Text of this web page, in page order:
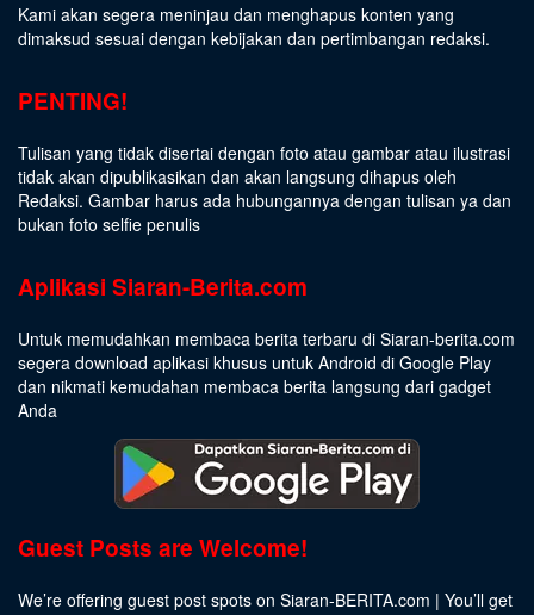
Kami akan segera meninjau dan menghapus konten yang
dimaksud sesuai dengan kebijakan dan pertimbangan redaksi.
PENTING!
Tulisan yang tidak disertai dengan foto atau gambar atau ilustrasi
tidak akan dipublikasikan dan akan langsung dihapus oleh
Redaksi. Gambar harus ada hubungannya dengan tulisan ya dan
bukan foto selfie penulis
Aplikasi Siaran-Berita.com
Untuk memudahkan membaca berita terbaru di Siaran-berita.com
segera download aplikasi khusus untuk Android di Google Play
dan nikmati kemudahan membaca berita langsung dari gadget
Anda
Guest Posts are Welcome!
We’re offering guest post spots on Siaran-BERITA.com | You’ll get